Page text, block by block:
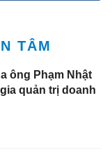
TÂM
ông Phạm Nhật
quản trị doanh